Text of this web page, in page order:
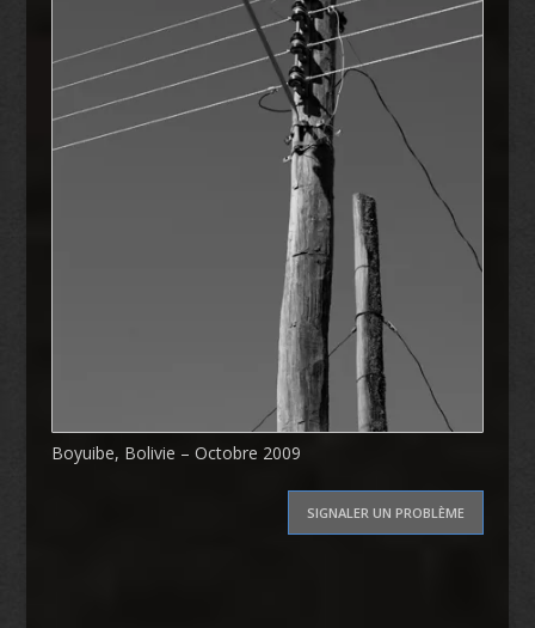
Boyuibe, Bolivie – Octobre 2009
SIGNALER UN PROBLÈME